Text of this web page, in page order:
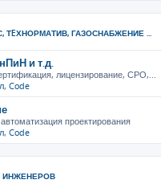
ГАЗОСНАБЖЕНИЕ ...
и т.д.
лицензирование, СРО,...
, Code
проектирования
, Code
ИНЖЕНЕРОВ